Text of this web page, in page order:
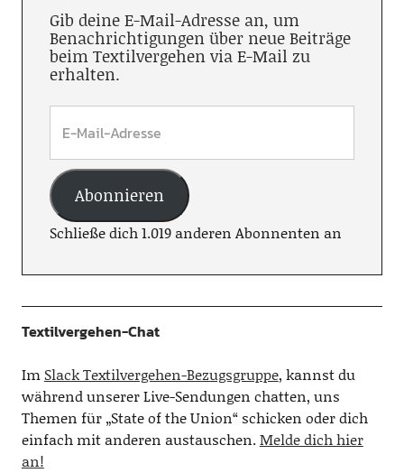
Gib deine E-Mail-Adresse an, um
Benachrichtigungen über neue Beiträge
beim Textilvergehen via E-Mail zu
erhalten.
Abonnieren
Schließe dich 1.019 anderen Abonnenten an
Textilvergehen-Chat
Im Slack Textilvergehen-Bezugsgruppe, kannst du
während unserer Live-Sendungen chatten, uns
Themen für „State of the Union“ schicken oder dich
einfach mit anderen austauschen.Melde dich hier
an!